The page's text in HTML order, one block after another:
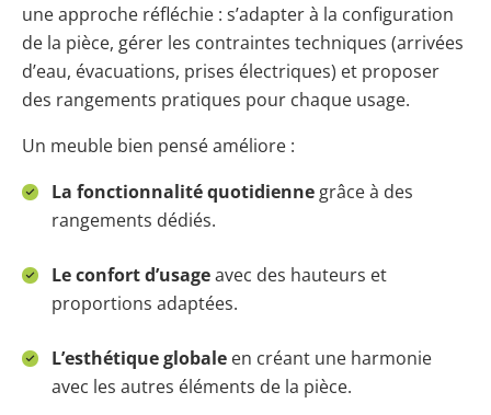
une approche réfléchie : s’adapter à la configuration
de la pièce, gérer les contraintes techniques (arrivées
d’eau, évacuations, prises électriques) et proposer
des rangements pratiques pour chaque usage.
Un meuble bien pensé améliore :
La fonctionnalité quotidienne grâce à des
rangements dédiés.
Le confort d’usageavec des hauteurs et
proportions adaptées.
L’esthétique globale en créant une harmonie
avec les autres éléments de la pièce.